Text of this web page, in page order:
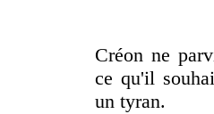
Créon ne
ce qu'il
un tyran.